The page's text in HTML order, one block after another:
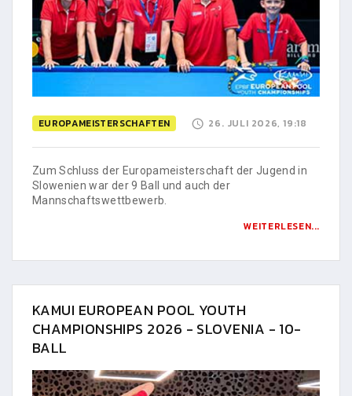
EUROPAMEISTERSCHAFTEN 26. JULI 2026, 19:18
Zum Schluss der Europameisterschaft der Jugend in
Slowenien war der 9 Ball und auch der
Mannschaftswettbewerb.
WEITERLESEN...
KAMUI EUROPEAN POOL YOUTH
CHAMPIONSHIPS 2026 - SLOVENIA - 10-
BALL